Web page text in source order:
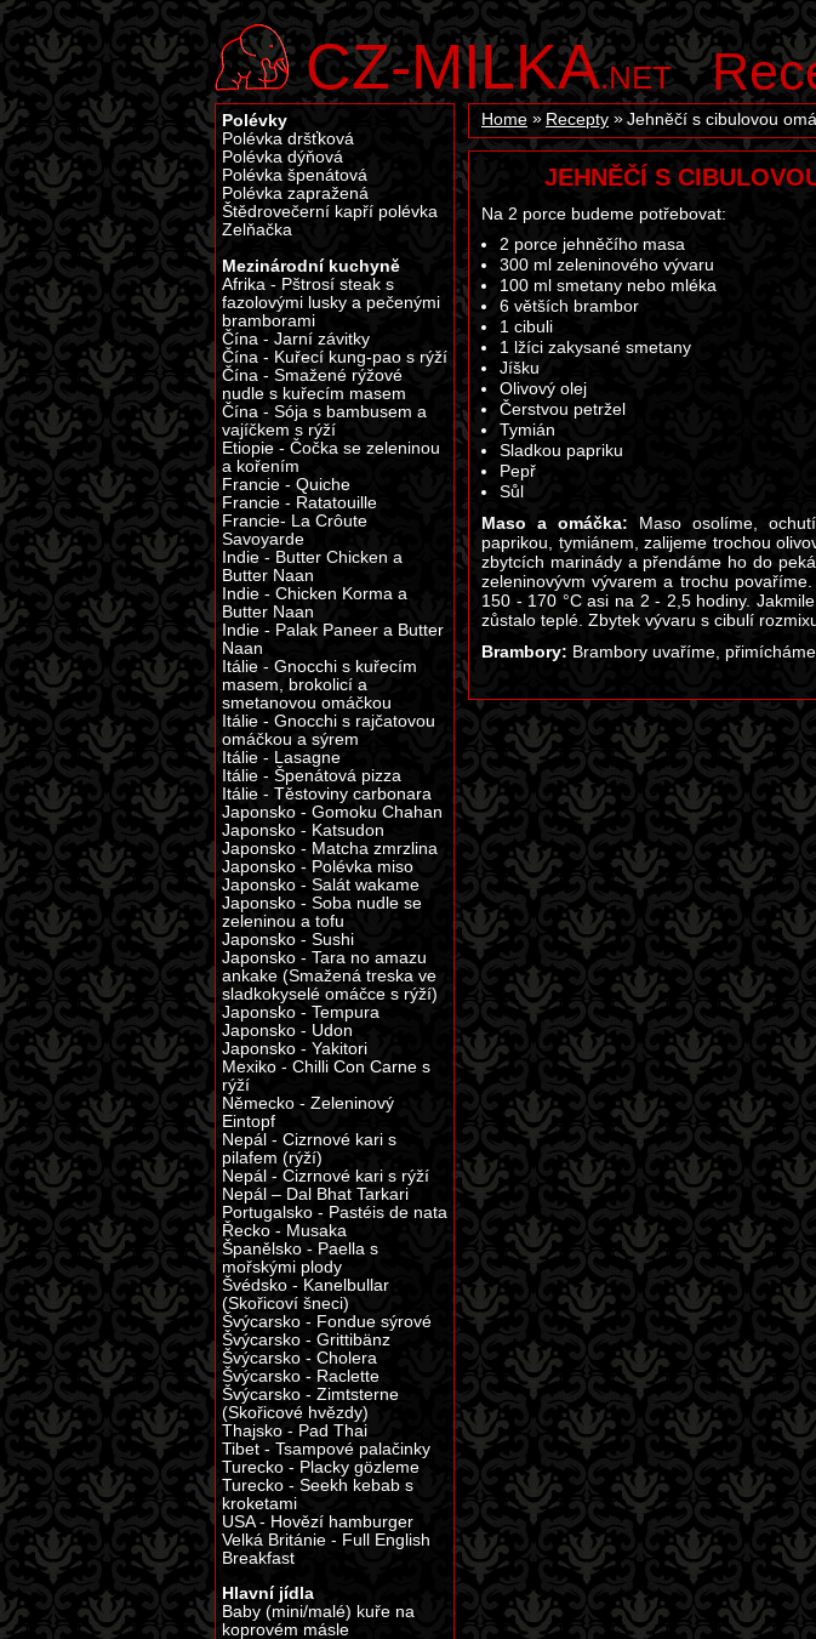
CZ-MILKA.NET
Home Recepty Jehněčí s cibulovou
JEHNĚČÍ S
Na 2 porce budeme potřebovat:
2 porce jehněčího masa
300 ml zeleninového vývaru
100 ml smetany nebo mléka
6 větších brambor
1 cibuli
1 lžíci zakysané smetany
Jíšku
Olivový olej
Čerstvou petržel
Tymián
Sladkou papriku
Pepř
Sůl
Maso a omáčka: Maso osolíme,
paprikou, tymiánem, zalijeme trochou
zbytcích marinády a přendáme ho do
zeleninovývm vývarem a trochu
150 - 170 °C asi na 2 - 2,5 hodiny.
zůstalo teplé. Zbytek vývaru s cibulí
Brambory: Brambory uvaříme,
Polévky
Polévka dršťková
Polévka dýňová
Polévka špenátová
Polévka zapražená
Štědrovečerní kapří polévka
Zelňačka
Mezinárodní kuchyně
Afrika - Pštrosí steak s
fazolovými lusky a pečenými
bramborami
Čína - Jarní závitky
Čína - Kuřecí kung-pao s rýží
Čína - Smažené rýžové
nudle s kuřecím masem
Čína - Sója s bambusem a
vajíčkem s rýží
Etiopie - Čočka se zeleninou
a kořením
Francie - Quiche
Francie - Ratatouille
Francie- La Crôute
Savoyarde
Indie - Butter Chicken a
Butter Naan
Indie - Chicken Korma a
Butter Naan
Indie - Palak Paneer a Butter
Naan
Itálie - Gnocchi s kuřecím
masem, brokolicí a
smetanovou omáčkou
Itálie - Gnocchi s rajčatovou
omáčkou a sýrem
Itálie - Lasagne
Itálie - Špenátová pizza
Itálie - Těstoviny carbonara
Japonsko - Gomoku Chahan
Japonsko - Katsudon
Japonsko - Matcha zmrzlina
Japonsko - Polévka miso
Japonsko - Salát wakame
Japonsko - Soba nudle se
zeleninou a tofu
Japonsko - Sushi
Japonsko - Tara no amazu
ankake (Smažená treska ve
sladkokyselé omáčce s rýží)
Japonsko - Tempura
Japonsko - Udon
Japonsko - Yakitori
Mexiko - Chilli Con Carne s
rýží
Německo - Zeleninový
Eintopf
Nepál - Cizrnové kari s
pilafem (rýží)
Nepál - Cizrnové kari s rýží
Nepál – Dal Bhat Tarkari
Portugalsko - Pastéis de nata
Řecko - Musaka
Španělsko - Paella s
mořskými plody
Švédsko - Kanelbullar
(Skořicoví šneci)
Švýcarsko - Fondue sýrové
Švýcarsko - Grittibänz
Švýcarsko - Cholera
Švýcarsko - Raclette
Švýcarsko - Zimtsterne
(Skořicové hvězdy)
Thajsko - Pad Thai
Tibet - Tsampové palačinky
Turecko - Placky gözleme
Turecko - Seekh kebab s
kroketami
USA - Hovězí hamburger
Velká Británie - Full English
Breakfast
Hlavní jídla
Baby (mini/malé) kuře na
koprovém másle